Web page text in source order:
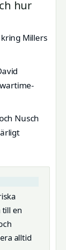
hur
Millers
Nusch
till en
alltid